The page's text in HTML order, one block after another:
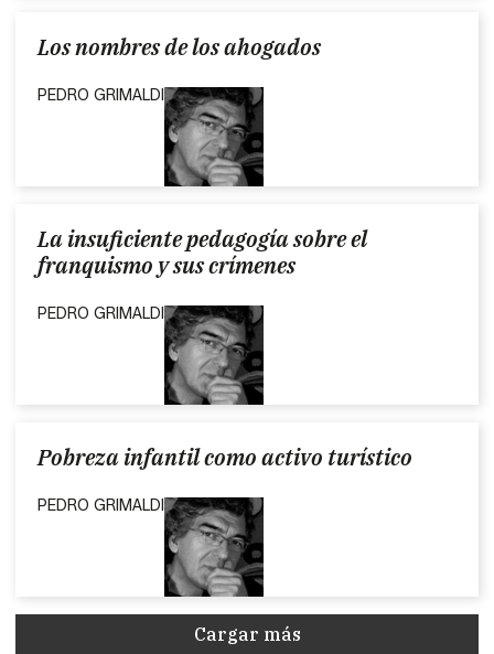
Los nombres de los ahogados
PEDRO GRIMALDI
La insuficiente pedagogía sobre el
franquismo y sus crímenes
PEDRO GRIMALDI
Pobreza infantil como activo turístico
PEDRO GRIMALDI
Cargar más